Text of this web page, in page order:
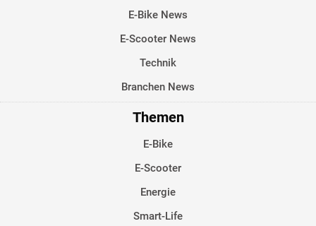
E-Bike News
E-Scooter News
Technik
Branchen News
Themen
E-Bike
E-Scooter
Energie
Smart-Life